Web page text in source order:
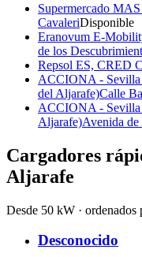
Supermercado
CavaleriDisponible
Eranovum E-
de los
Repsol ES, CRED
ACCIONA - Sevilla
del Aljarafe)Calle
ACCIONA - Sevilla
Aljarafe)Avenida de
Cargadores
Aljarafe
Desde 50 kW · ordenados
Desconocido